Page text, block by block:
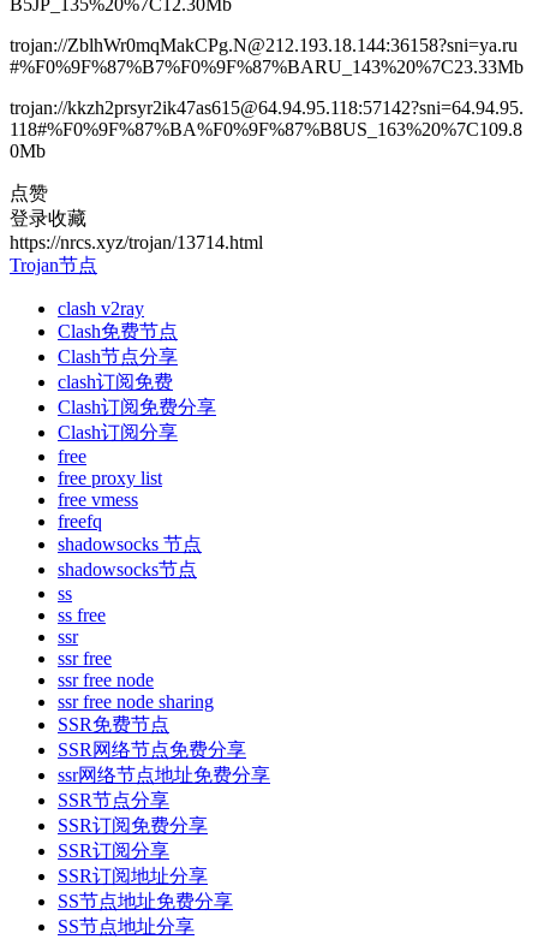
B5JP_135%20%7C12.30Mb
trojan://ZblhWr0mqMakCPg.N@212.193.18.144:36158?sni=ya.ru
#%F0%9F%87%B7%F0%9F%87%BARU_143%20%7C23.33Mb
trojan://kkzh2prsyr2ik47as615@64.94.95.118:57142?sni=64.94.95.
118#%F0%9F%87%BA%F0%9F%87%B8US_163%20%7C109.8
0Mb
点赞
登录收藏
https://nrcs.xyz/trojan/13714.html
Trojan节点
clash v2ray
Clash免费节点
Clash节点分享
clash订阅免费
Clash订阅免费分享
Clash订阅分享
free
free proxy list
free vmess
freefq
shadowsocks 节点
shadowsocks节点
ss
ss free
ssr
ssr free
ssr free node
ssr free node sharing
SSR免费节点
SSR网络节点免费分享
ssr网络节点地址免费分享
SSR节点分享
SSR订阅免费分享
SSR订阅分享
SSR订阅地址分享
SS节点地址免费分享
SS节点地址分享